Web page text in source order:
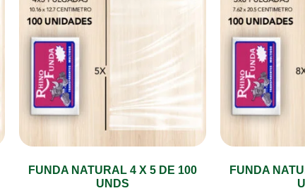
FUNDA NATURAL 4 X 5 DE 100
UNDS
FUNDA